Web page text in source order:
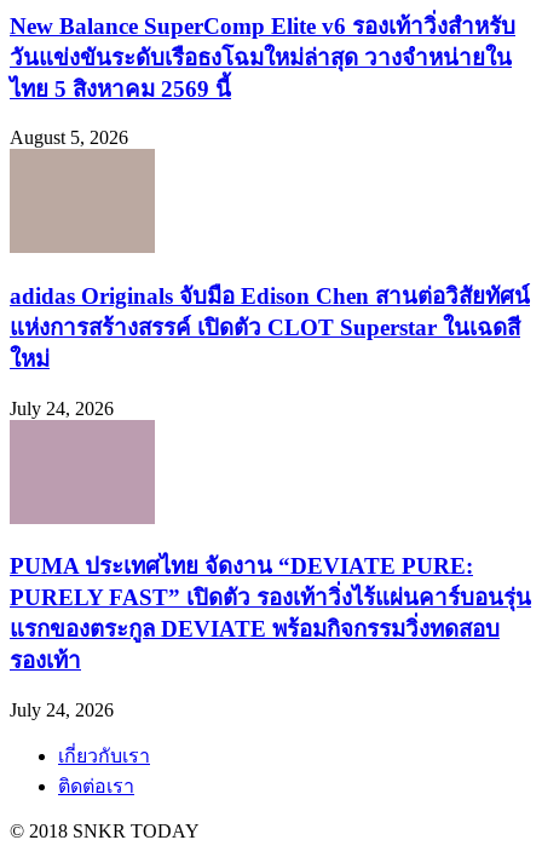
New Balance SuperComp Elite v6 รองเท้าวิ่งสำหรับ
วันแข่งขันระดับเรือธงโฉมใหม่ล่าสุด วางจำหน่ายใน
ไทย 5 สิงหาคม 2569 นี้
August 5, 2026
adidas Originals จับมือ Edison Chen สานต่อวิสัยทัศน์
แห่งการสร้างสรรค์ เปิดตัว CLOT Superstar ในเฉดสี
ใหม่
July 24, 2026
PUMA ประเทศไทย จัดงาน “DEVIATE PURE:
PURELY FAST” เปิดตัว รองเท้าวิ่งไร้แผ่นคาร์บอนรุ่น
แรกของตระกูล DEVIATE พร้อมกิจกรรมวิ่งทดสอบ
รองเท้า
July 24, 2026
เกี่ยวกับเรา
ติดต่อเรา
© 2018 SNKR TODAY